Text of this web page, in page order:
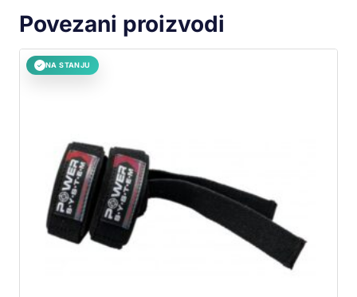
Povezani proizvodi
✓ NA STANJU